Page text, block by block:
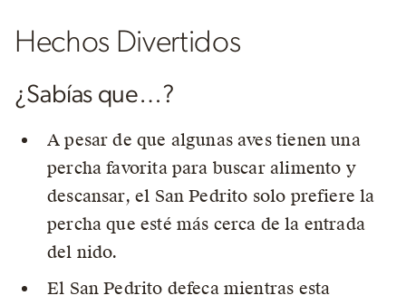
Hechos Divertidos
¿Sabías que…?
A pesar de que algunas aves tienen una
percha favorita para buscar alimento y
descansar, el San Pedrito solo prefiere la
percha que esté más cerca de la entrada
del nido.
El San Pedrito defeca mientras esta